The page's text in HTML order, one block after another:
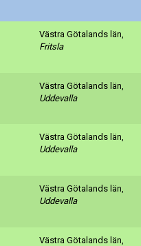
Västra Götalands län,
Fritsla
Västra Götalands län,
Uddevalla
Västra Götalands län,
Uddevalla
Västra Götalands län,
Uddevalla
Västra Götalands län,